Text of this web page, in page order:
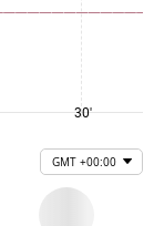
30'
GMT +00:00